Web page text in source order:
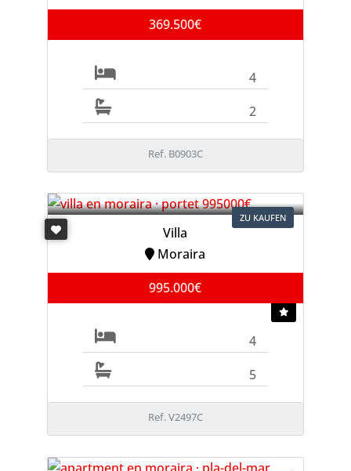
369.500€
4
2
Ref. B0903C
ZU KAUFEN
Villa
Moraira
995.000€
4
5
Ref. V2497C